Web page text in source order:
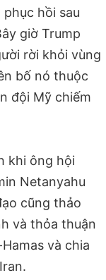
hồi sau
giờ Trump
rời khỏi vùng
bố nó thuộc
đội Mỹ chiếm
khi ông hội
Netanyahu
cũng thảo
và thỏa thuận
và chia